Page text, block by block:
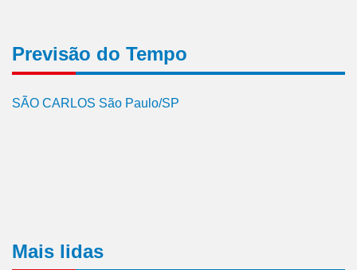
Previsão do Tempo
SÃO CARLOS São Paulo/SP
Mais lidas